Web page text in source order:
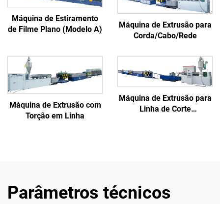
Máquina de Estiramento
de Filme Plano (Modelo A)
Máquina de Extrusão para
Corda/Cabo/Rede
Máquina de Extrusão com
Torção em Linha
Máquina de Extrusão para
Linha de Corte
Parâmetros técnicos